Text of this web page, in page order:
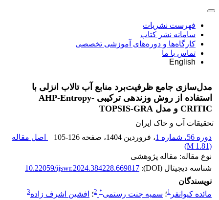
فهرست نشریات
سامانه نشر کتاب
کارگاه‌ها و دوره‌های آموزشی تخصصی
تماس با ما
English
مدل‌سازی جامع ظرفیت‌برد منابع آب تالاب انزلی با
استفاده از روش وزندهی ترکیبی AHP-Entropy-
CRITIC و مدل TOPSIS-GRA
تحقیقات آب و خاک ایران
دوره 56، شماره 1
، فروردین 1404 ، صفحه 105-126
اصل مقاله
(
1.81 M
)
نوع مقاله: مقاله پژوهشی
شناسه دیجیتال (DOI):
10.22059/ijswr.2024.384228.669817
نویسندگان
مائده کیوانفر 1؛ سمیه جنت رستمی*
2؛ افشین اشرف زاده3